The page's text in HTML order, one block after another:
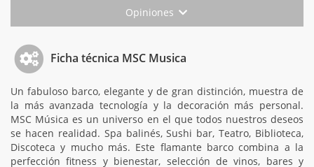
Opiniones
Ficha técnica MSC Musica
Un fabuloso barco, elegante y de gran distinción, muestra de
la más avanzada tecnología y la decoración más personal.
MSC Música es un universo en el que todos nuestros deseos
se hacen realidad. Spa balinés, Sushi bar, Teatro, Biblioteca,
Discoteca y mucho más. Este flamante barco combina a la
perfección fitness y bienestar, selección de vinos, bares y